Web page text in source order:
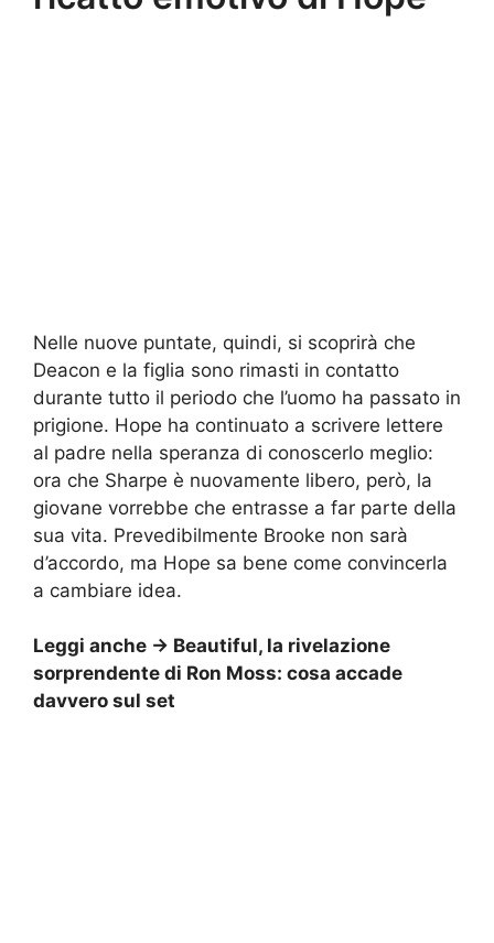
Nelle nuove puntate, quindi, si scoprirà che
Deacon e la figlia sono rimasti in contatto
durante tutto il periodo che l’uomo ha passato in
prigione. Hope ha continuato a scrivere lettere
al padre nella speranza di conoscerlo meglio:
ora che Sharpe è nuovamente libero, però, la
giovane vorrebbe che entrasse a far parte della
sua vita. Prevedibilmente Brooke non sarà
d’accordo, ma Hope sa bene come convincerla
a cambiare idea.
Leggi anche -> Beautiful, la rivelazione
sorprendente di Ron Moss: cosa accade
davvero sul set